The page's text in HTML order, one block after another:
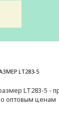
LT283-5